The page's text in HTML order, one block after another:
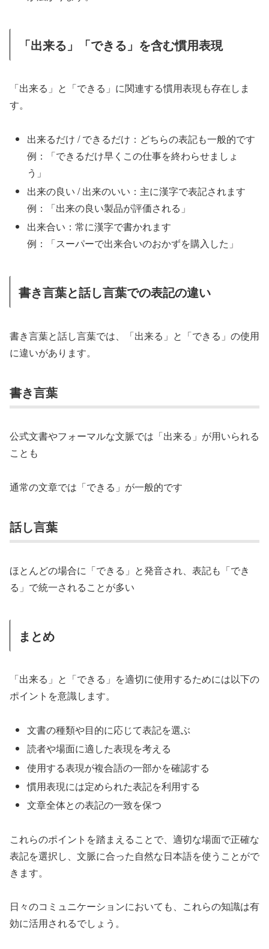
「出来る」「できる」を含む慣用表現
「出来る」と「できる」に関連する慣用表現も存在しま
す。
出来るだけ / できるだけ：どちらの表記も一般的です
例：「できるだけ早くこの仕事を終わらせましょ
う」
出来の良い / 出来のいい：主に漢字で表記されます
例：「出来の良い製品が評価される」
出来合い：常に漢字で書かれます
例：「スーパーで出来合いのおかずを購入した」
書き言葉と話し言葉での表記の違い
書き言葉と話し言葉では、「出来る」と「できる」の使用
に違いがあります。
書き言葉
公式文書やフォーマルな文脈では「出来る」が用いられる
ことも
通常の文章では「できる」が一般的です
話し言葉
ほとんどの場合に「できる」と発音され、表記も「でき
る」で統一されることが多い
まとめ
「出来る」と「できる」を適切に使用するためには以下の
ポイントを意識します。
文書の種類や目的に応じて表記を選ぶ
読者や場面に適した表現を考える
使用する表現が複合語の一部かを確認する
慣用表現には定められた表記を利用する
文章全体との表記の一致を保つ
これらのポイントを踏まえることで、適切な場面で正確な
表記を選択し、文脈に合った自然な日本語を使うことがで
きます。
日々のコミュニケーションにおいても、これらの知識は有
効に活用されるでしょう。